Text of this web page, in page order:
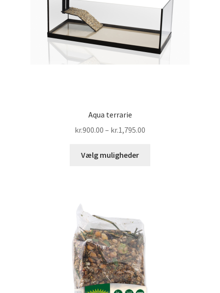
Aqua terrarie
kr.900.00 – kr.1,795.00
Vælg muligheder